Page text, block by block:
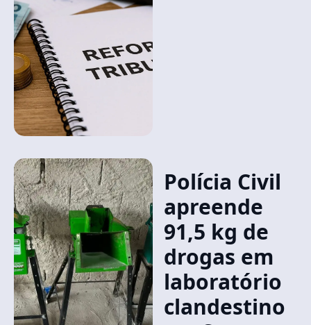
Polícia Civil
apreende
91,5 kg de
drogas em
laboratório
clandestino